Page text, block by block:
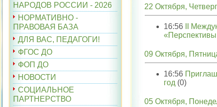
НАРОДОВ РОССИИ - 2026
НОРМАТИВНО -
ПРАВОВАЯ БАЗА
ДЛЯ ВАС, ПЕДАГОГИ!
ФГОС ДО
ФОП ДО
НОВОСТИ
СОЦИАЛЬНОЕ
ПАРТНЕРСТВО
22 Октября,
16:56
II
09 Октября,
16:56
год (0)
05 Октября,